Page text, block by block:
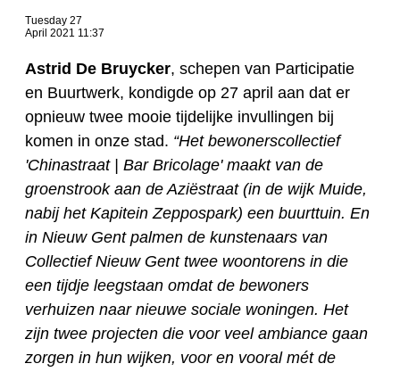
Tuesday 27
April 2021 11:37
Astrid De Bruycker, schepen van Participatie
en Buurtwerk, kondigde op 27 april aan dat er
opnieuw twee mooie tijdelijke invullingen bij
komen in onze stad. “Het bewonerscollectief
'Chinastraat | Bar Bricolage' maakt van de
groenstrook aan de Aziëstraat (in de wijk Muide,
nabij het Kapitein Zeppospark) een buurttuin. En
in Nieuw Gent palmen de kunstenaars van
Collectief Nieuw Gent twee woontorens in die
een tijdje leegstaan omdat de bewoners
verhuizen naar nieuwe sociale woningen. Het
zijn twee projecten die voor veel ambiance gaan
zorgen in hun wijken, voor en vooral mét de